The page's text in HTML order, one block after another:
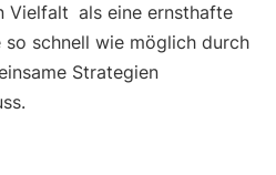
Vielfalt als eine ernsthafte
so schnell wie möglich durch
Strategien